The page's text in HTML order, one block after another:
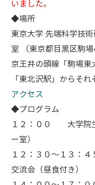
いました。
◆場所
東京大学 先端科学技
室 （東京都目黒区駒場
京王井の頭線「駒場東
「東北沢駅」からそ
アクセス
◆プログラム
１２：００ 大学院
ー室）
１２：３０～１３：
交流会（昼食付き）